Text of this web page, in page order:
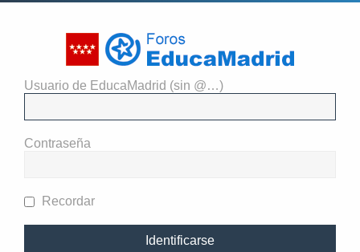
Usuario de EducaMadrid (sin @…)
Contraseña
Recordar